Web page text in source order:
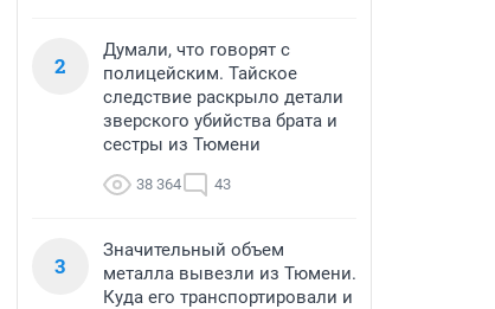
2
Думали, что говорят с
полицейским. Тайское
следствие раскрыло детали
зверского убийства брата и
сестры из Тюмени
38 364 43
3
Значительный объем
металла вывезли из Тюмени.
Куда его транспортировали и